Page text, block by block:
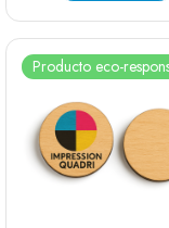
Producto eco-